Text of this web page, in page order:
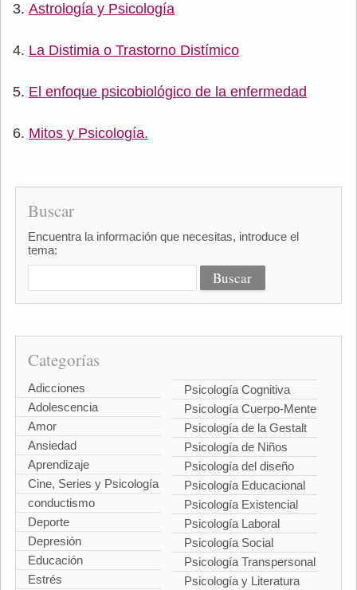
Astrología y Psicología
La Distimia o Trastorno Distímico
El enfoque psicobiológico de la enfermedad
Mitos y Psicología.
Buscar
Encuentra la información que necesitas, introduce el
tema:
Categorías
Adicciones
Adolescencia
Amor
Ansiedad
Aprendizaje
Cine, Series y Psicología
conductismo
Deporte
Depresión
Educación
Estrés
Psicología Cognitiva
Psicología Cuerpo-Mente
Psicología de la Gestalt
Psicología de Niños
Psicología del diseño
Psicología Educacional
Psicología Existencial
Psicología Laboral
Psicología Social
Psicología Transpersonal
Psicología y Literatura